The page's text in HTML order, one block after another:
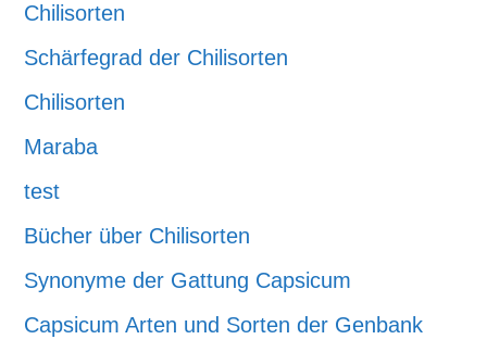
Chilisorten
Schärfegrad der Chilisorten
Chilisorten
Maraba
test
Bücher über Chilisorten
Synonyme der Gattung Capsicum
Capsicum Arten und Sorten der Genbank